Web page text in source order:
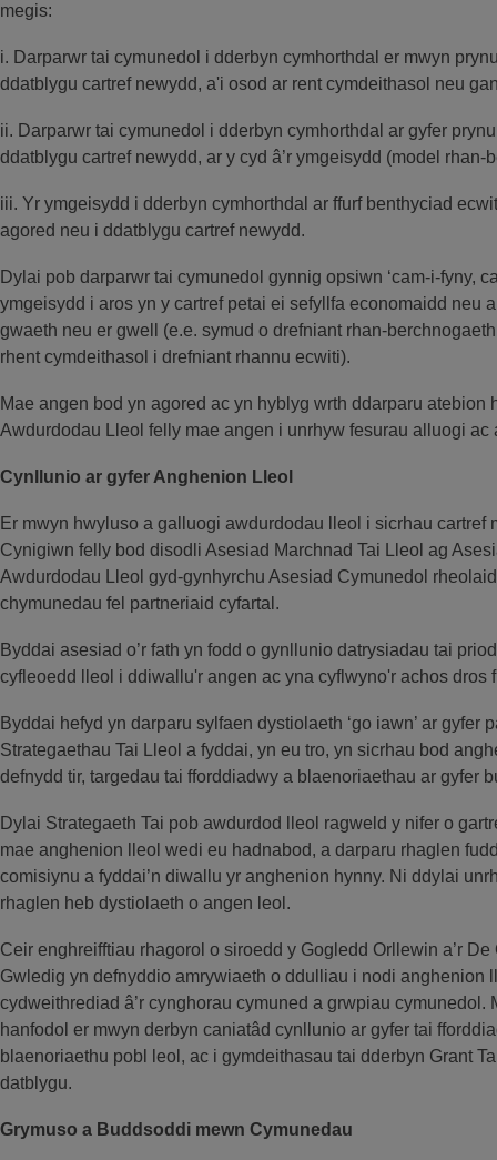
megis:
i. Darparwr tai cymunedol i dderbyn cymhorthdal er mwyn
ddatblygu cartref newydd, a'i osod ar rent cymdeithasol neu
ii. Darparwr tai cymunedol i dderbyn cymhorthdal ar gyfer
ddatblygu cartref newydd, ar y cyd â’r ymgeisydd (model rhan-
iii. Yr ymgeisydd i dderbyn cymhorthdal ar ffurf benthyciad
agored neu i ddatblygu cartref newydd.
Dylai pob darparwr tai cymunedol gynnig opsiwn ‘cam-i-fyny,
ymgeisydd i aros yn y cartref petai ei sefyllfa economaidd neu
gwaeth neu er gwell (e.e. symud o drefniant rhan-
rhent cymdeithasol i drefniant rhannu ecwiti).
Mae angen bod yn agored ac yn hyblyg wrth ddarparu atebion
Awdurdodau Lleol felly mae angen i unrhyw fesurau alluogi ac
Cynllunio ar gyfer Anghenion Lleol
Er mwyn hwyluso a galluogi awdurdodau lleol i sicrhau cartref
Cynigiwn felly bod disodli Asesiad Marchnad Tai Lleol ag
Awdurdodau Lleol gyd-gynhyrchu Asesiad Cymunedol
chymunedau fel partneriaid cyfartal.
Byddai asesiad o’r fath yn fodd o gynllunio datrysiadau tai
cyfleoedd lleol i ddiwallu'r angen ac yna cyflwyno'r achos dros
Byddai hefyd yn darparu sylfaen dystiolaeth ‘go iawn’ ar gyfer
Strategaethau Tai Lleol a fyddai, yn eu tro, yn sicrhau bod
defnydd tir, targedau tai fforddiadwy a blaenoriaethau ar gyfer
Dylai Strategaeth Tai pob awdurdod lleol ragweld y nifer o
mae anghenion lleol wedi eu hadnabod, a darparu rhaglen
comisiynu a fyddai’n diwallu yr anghenion hynny. Ni ddylai
rhaglen heb dystiolaeth o angen leol.
Ceir enghreifftiau rhagorol o siroedd y Gogledd Orllewin a’r
Gwledig yn defnyddio amrywiaeth o ddulliau i nodi anghenion
cydweithrediad â’r cynghorau cymuned a grwpiau cymunedol.
hanfodol er mwyn derbyn caniatâd cynllunio ar gyfer tai
blaenoriaethu pobl leol, ac i gymdeithasau tai dderbyn Grant
datblygu.
Grymuso a Buddsoddi mewn Cymunedau